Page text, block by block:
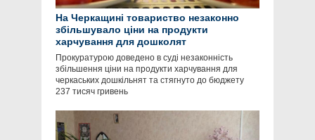
На Черкащині товариство незаконно
збільшувало ціни на продукти
харчування для дошколят
Прокуратурою доведено в суді незаконність
збільшення ціни на продукти харчування для
черкаських дошкільнят та стягнуто до бюджету
237 тисяч гривень